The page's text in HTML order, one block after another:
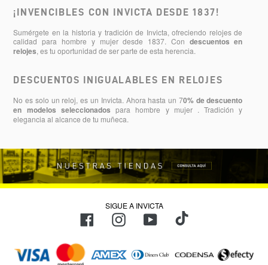
¡INVENCIBLES CON INVICTA DESDE 1837!
Sumérgete en la historia y tradición de Invicta, ofreciendo relojes de
calidad para hombre y mujer desde 1837. Con descuentos en
relojes, es tu oportunidad de ser parte de esta herencia.
DESCUENTOS INIGUALABLES EN RELOJES
No es solo un reloj, es un Invicta. Ahora hasta un 70% de descuento
en modelos seleccionados para hombre y mujer . Tradición y
elegancia al alcance de tu muñeca.
SIGUE A INVICTA
FacebookInstagramYouTubeTikTok
de